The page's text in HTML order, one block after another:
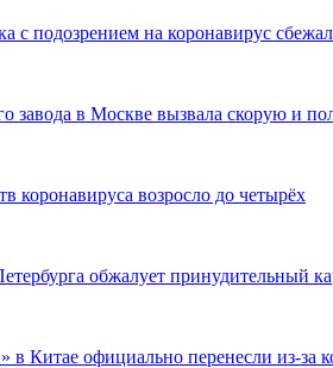
с подозрением на коронавирус
завода в Москве вызвала скорую и
коронавируса возросло до четырёх
обжалует принудительный
Китае официально перенесли из-за